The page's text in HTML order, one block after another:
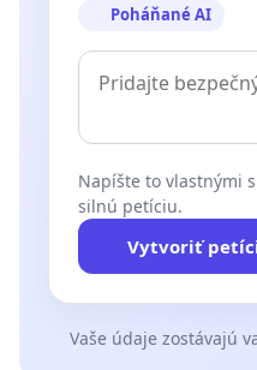
Poháňané AI
Napíšte to vlastnými
silnú petíciu.
Vytvoriť
Vaše údaje zostávajú